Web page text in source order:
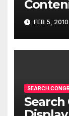
para
Iñigo
Vasco)
FEB 5, 2010
SEARCH